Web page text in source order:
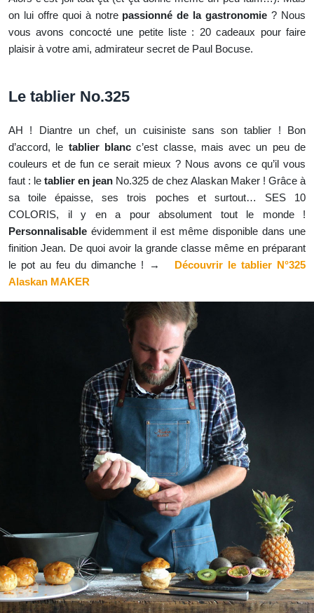
on lui offre quoi à notre passionné de la gastronomie ? Nous
vous avons concocté une petite liste : 20 cadeaux pour faire
plaisir à votre ami, admirateur secret de Paul Bocuse.
Le tablier No.325
AH ! Diantre un chef, un cuisiniste sans son tablier ! Bon
d’accord, le tablier blancc’est classe, mais avec un peu de
couleurs et de fun ce serait mieux ? Nous avons ce qu’il vous
faut : letablier en jean No.325 de chez Alaskan Maker ! Grâce à
sa toile épaisse, ses trois poches et surtout… SES 10
COLORIS, il y en a pour absolument tout le monde !
Personnalisable évidemment il est même disponible dans une
finition Jean. De quoi avoir la grande classe même en préparant
le pot au feu du dimanche ! →
Découvrir le tablier N°325
Alaskan MAKER